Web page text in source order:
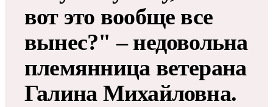
вот это вообще все
вынес?" – недовольна
племянница ветерана
Галина Михайловна.